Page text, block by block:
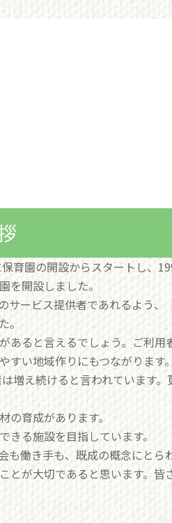
育園の開設からスタートし、
を開設しました。
サービス提供者であれるよう、
。
あると言えるでしょう。ご利
い地域作りにもつながります。
増え続けると言われています
の育成があります。
る施設を目指しています。
も働き手も、既成の概念にとら
とが大切であると思います。皆